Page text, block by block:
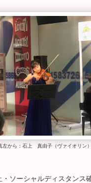
左から：石上 真由子（ヴァイオリン
・ソーシャルディスタン